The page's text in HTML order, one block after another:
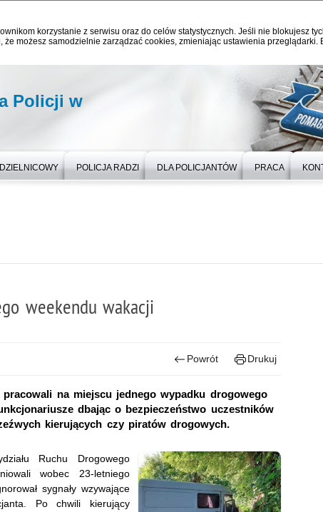
korzystanie z serwisu oraz do celów statystycznych. Jeśli nie blokujesz
możesz samodzielnie zarządzać cookies, zmieniając ustawienia przeglądarki.
Policji w
DZIELNICOWY POLICJA RADZI DLA POLICJANTÓW PRACA
weekendu wakacji
Powrót Drukuj
na miejscu jednego wypadku drogowego
dbając o bezpieczeństwo uczestników
kierujących czy piratów drogowych.
Ruchu Drogowego
wobec 23-letniego
sygnały wzywające
Po chwili kierujący